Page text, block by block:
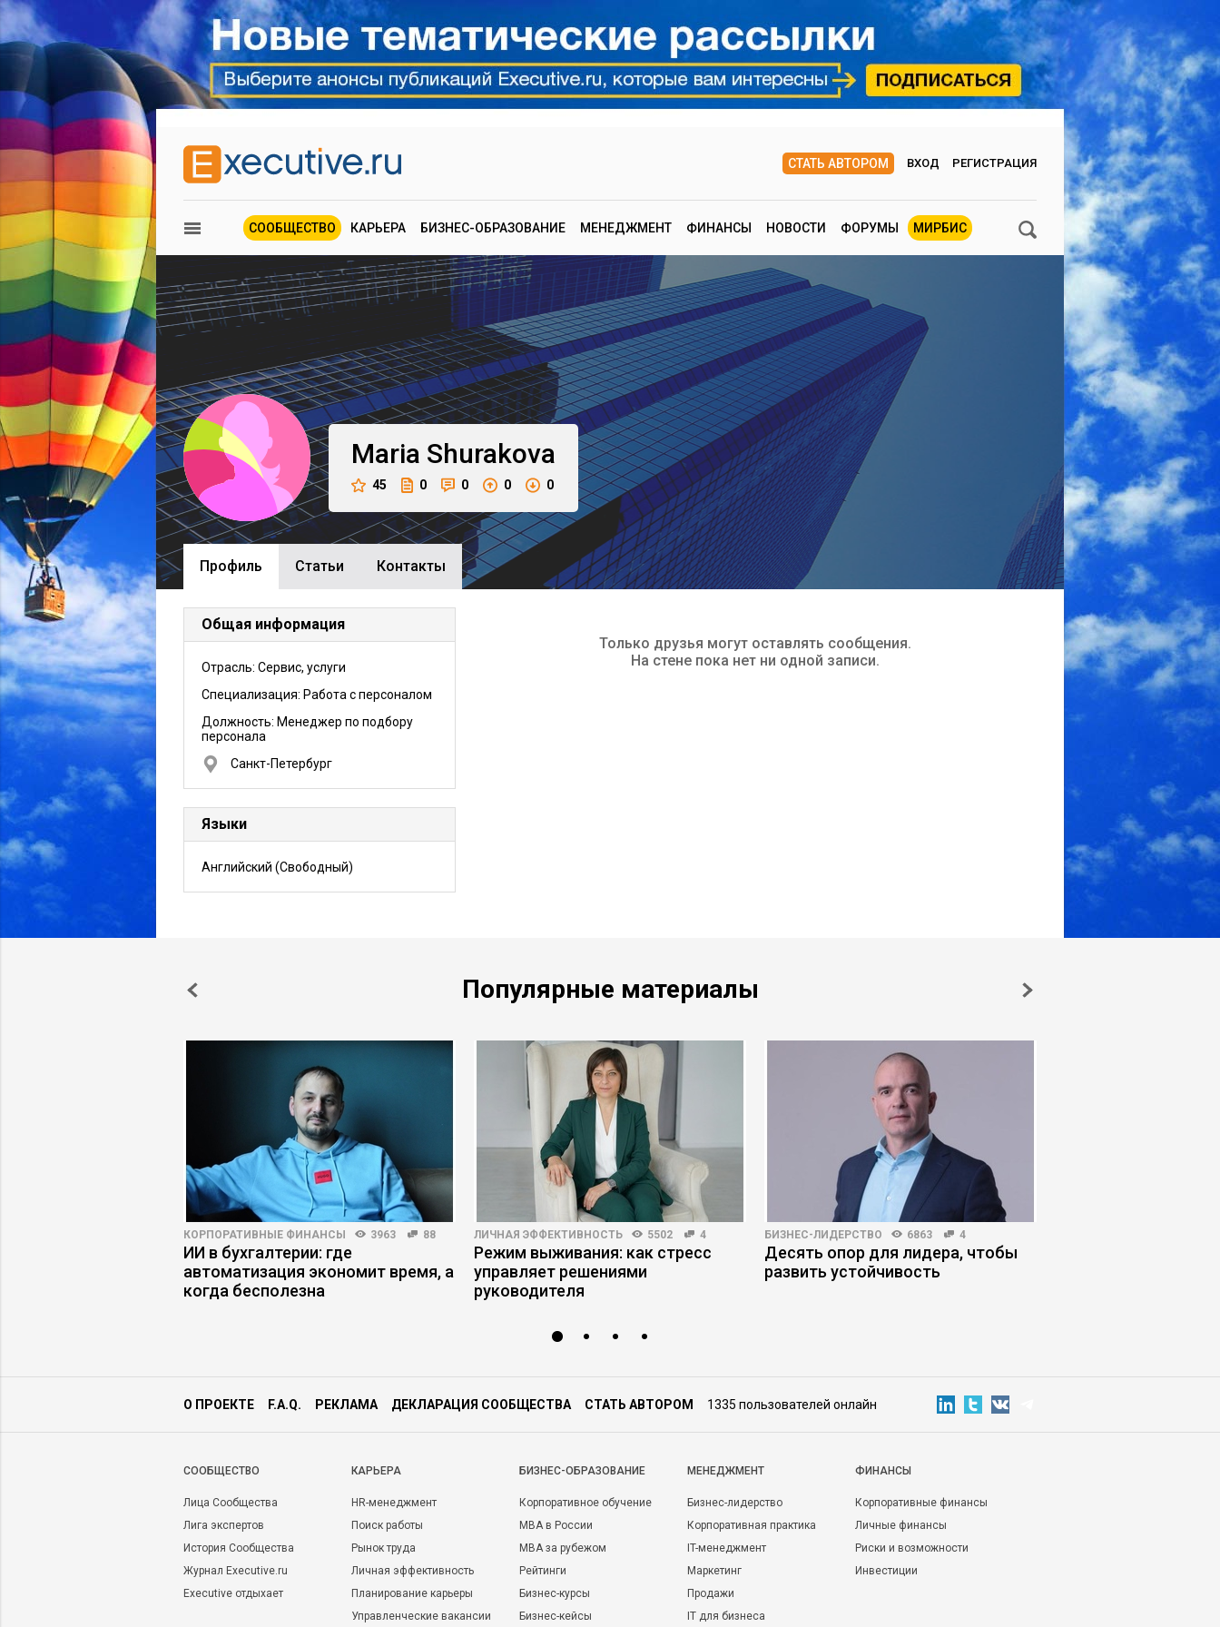
СТАТЬ АВТОРОМ ВХОД РЕГИСТРАЦИЯ
СООБЩЕСТВО КАРЬЕРА БИЗНЕС-ОБРАЗОВАНИЕ МЕНЕДЖМЕНТ ФИНАНСЫ НОВОСТИ ФОРУМЫ МИРБИС
Maria Shurakova
45 0 0 0 0
Профиль Cтатьи Контакты
Общая информация
Отрасль: Сервис, услуги
Специализация: Работа с персоналом
Должность: Менеджер по подбору
персонала
Санкт-Петербург
Языки
Английский (Свободный)
Только друзья могут оставлять сообщения.
На стене пока нет ни одной записи.
Популярные материалы
КОРПОРАТИВНЫЕ ФИНАНСЫ 3963 88
ИИ в бухгалтерии: где
автоматизация экономит время, а
когда бесполезна
ЛИЧНАЯ ЭФФЕКТИВНОСТЬ 5502 4
Режим выживания: как стресс
управляет решениями
руководителя
БИЗНЕС-ЛИДЕРСТВО 6863 4
Десять опор для лидера, чтобы
развить устойчивость
О ПРОЕКТЕ F.A.Q. РЕКЛАМА ДЕКЛАРАЦИЯ СООБЩЕСТВА СТАТЬ АВТОРОМ 1335 пользователей онлайн
CООБЩЕСТВО
Лица Сообщества
Лига экспертов
История Сообщества
Журнал Executive.ru
Executive отдыхает
КАРЬЕРА
HR-менеджмент
Поиск работы
Рынок труда
Личная эффективность
Планирование карьеры
Управленческие вакансии
БИЗНЕС-ОБРАЗОВАНИЕ
Корпоративное обучение
MBA в России
MBA за рубежом
Рейтинги
Бизнес-курсы
Бизнес-кейсы
МЕНЕДЖМЕНТ
Бизнес-лидерство
Корпоративная практика
IT-менеджмент
Маркетинг
Продажи
IT для бизнеса
ФИНАНСЫ
Корпоративные финансы
Личные финансы
Риски и возможности
Инвестиции